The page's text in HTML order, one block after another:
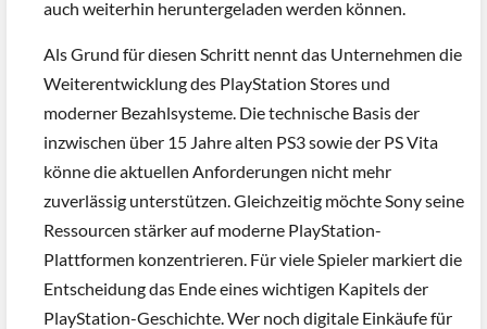
auch weiterhin heruntergeladen werden können.
Als Grund für diesen Schritt nennt das Unternehmen die
Weiterentwicklung des PlayStation Stores und
moderner Bezahlsysteme. Die technische Basis der
inzwischen über 15 Jahre alten PS3 sowie der PS Vita
könne die aktuellen Anforderungen nicht mehr
zuverlässig unterstützen. Gleichzeitig möchte Sony seine
Ressourcen stärker auf moderne PlayStation-
Plattformen konzentrieren. Für viele Spieler markiert die
Entscheidung das Ende eines wichtigen Kapitels der
PlayStation-Geschichte. Wer noch digitale Einkäufe für